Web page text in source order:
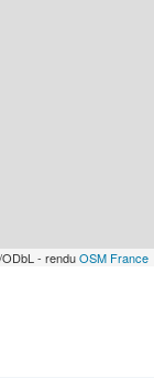
/ODbL - renduOSM France